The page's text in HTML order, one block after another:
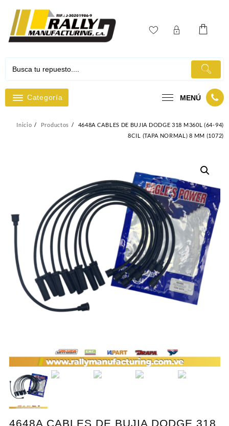
contenido
Categoría MENÚ
Inicio Productos
4648A CABLES DE BUJIA DODGE 318 M360L (64-94)
8CIL (TAPA NORMAL) 8 MM (1072)
4648A CABLES DE BUJIA DODGE 318